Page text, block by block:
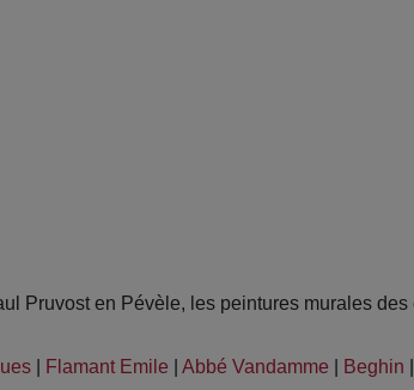
Pruvost en Pévèle, les peintures murales
Flamant Emile Abbé Vandamme Beghin